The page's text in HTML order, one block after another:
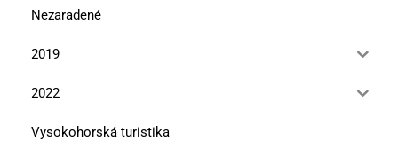
Nezaradené
2019
2022
Vysokohorská turistika